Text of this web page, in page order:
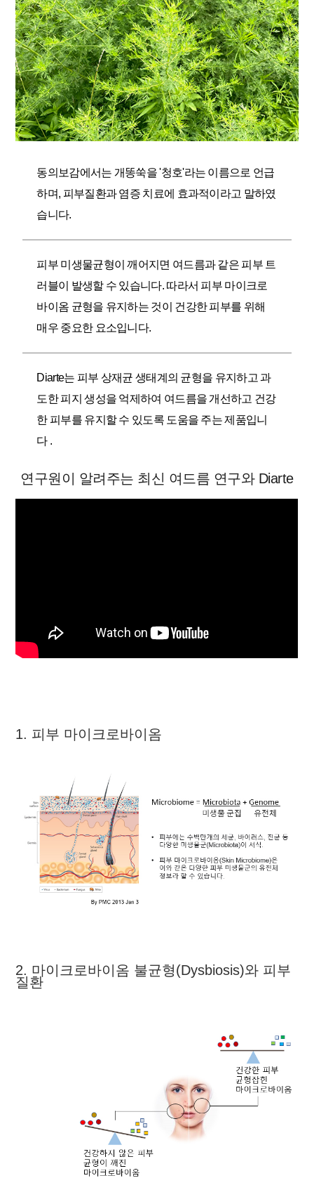
동의보감에서는 개똥쑥을 '청호'라는 이름으로 언급
하며, 피부질환과 염증 치료에 효과적이라고 말하였
습니다.
피부 미생물균형이 깨어지면 여드름과 같은 피부 트
러블이 발생할 수 있습니다. 따라서 피부 마이크로
바이옴 균형을 유지하는 것이 건강한 피부를 위해
매우 중요한 요소입니다.
Diarte는 피부 상재균 생태계의 균형을 유지하고 과
도한 피지 생성을 억제하여 여드름을 개선하고 건강
한 피부를 유지할 수 있도록 도움을 주는 제품입니
다 .
연구원이 알려주는 최신 여드름 연구와 Diarte
1. 피부 마이크로바이옴
2. 마이크로바이옴 불균형(Dysbiosis)와 피부
질환